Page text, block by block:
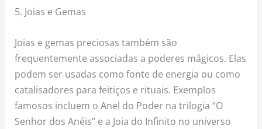
5. Joias e Gemas
Joias e gemas preciosas também são
frequentemente associadas a poderes mágicos. Elas
podem ser usadas como fonte de energia ou como
catalisadores para feitiços e rituais. Exemplos
famosos incluem o Anel do Poder na trilogia “O
Senhor dos Anéis” e a Joia do Infinito no universo